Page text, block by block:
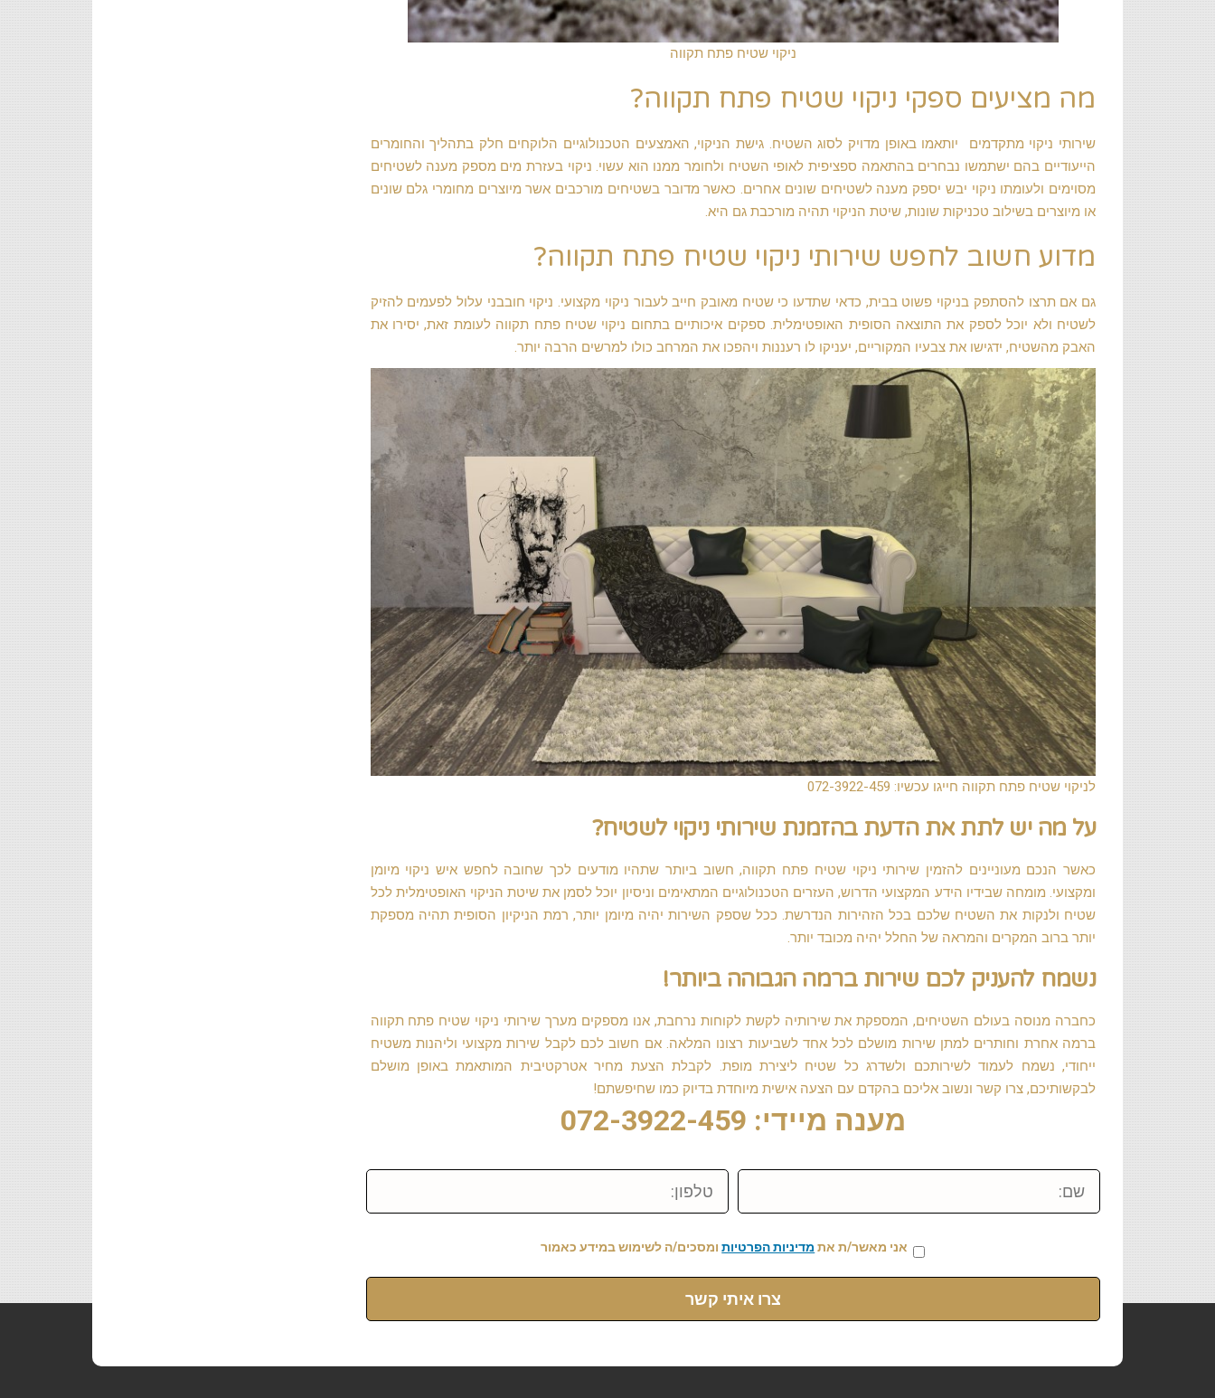
ניקוי שטיח פתח תקווה
מה מציעים ספקי ניקוי שטיח פתח תקווה?
שירותי ניקוי מתקדמים יותאמו באופן מדויק לסוג השטיח. גישת הניקוי, האמצעים הטכנולוגיים הלוקחים חלק בתהליך והחומרים
הייעודיים בהם ישתמשו נבחרים בהתאמה ספציפית לאופי השטיח ולחומר ממנו הוא עשוי. ניקוי בעזרת מים מספק מענה לשטיחים
מסוימים ולעומתו ניקוי יבש יספק מענה לשטיחים שונים אחרים. כאשר מדובר בשטיחים מורכבים אשר מיוצרים מחומרי גלם שונים
או מיוצרים בשילוב טכניקות שונות, שיטת הניקוי תהיה מורכבת גם היא.
מדוע חשוב לחפש שירותי ניקוי שטיח פתח תקווה?
גם אם תרצו להסתפק בניקוי פשוט בבית, כדאי שתדעו כי שטיח מאובק חייב לעבור ניקוי מקצועי. ניקוי חובבני עלול לפעמים להזיק
לשטיח ולא יוכל לספק את התוצאה הסופית האופטימלית. ספקים איכותיים בתחום ניקוי שטיח פתח תקווה לעומת זאת, יסירו את
האבק מהשטיח, ידגישו את צבעיו המקוריים, יעניקו לו רעננות ויהפכו את המרחב כולו למרשים הרבה יותר.
לניקוי שטיח פתח תקווה חייגו עכשיו: 072-3922-459
על מה יש לתת את הדעת בהזמנת שירותי ניקוי לשטיח?
כאשר הנכם מעוניינים להזמין שירותי ניקוי שטיח פתח תקווה, חשוב ביותר שתהיו מודעים לכך שחובה לחפש איש ניקוי מיומן
ומקצועי. מומחה שבידיו הידע המקצועי הדרוש, העזרים הטכנולוגיים המתאימים וניסיון יוכל לסמן את שיטת הניקוי האופטימלית לכל
שטיח ולנקות את השטיח שלכם בכל הזהירות הנדרשת. ככל שספק השירות יהיה מיומן יותר, רמת הניקיון הסופית תהיה מספקת
יותר ברוב המקרים והמראה של החלל יהיה מכובד יותר.
נשמח להעניק לכם שירות ברמה הגבוהה ביותר!
כחברה מנוסה בעולם השטיחים, המספקת את שירותיה לקשת לקוחות נרחבת, אנו מספקים מערך שירותי ניקוי שטיח פתח תקווה
ברמה אחרת וחותרים למתן שירות מושלם לכל אחד לשביעות רצונו המלאה. אם חשוב לכם לקבל שירות מקצועי וליהנות משטיח
ייחודי, נשמח לעמוד לשירותכם ולשדרג כל שטיח ליצירת מופת. לקבלת הצעת מחיר אטרקטיבית המותאמת באופן מושלם
לבקשותיכם, צרו קשר ונשוב אליכם בהקדם עם הצעה אישית מיוחדת בדיוק כמו שחיפשתם!
מענה מיידי: 072-3922-459
שם: טלפון:
אני מאשר/ת את מדיניות הפרטיותומסכים/ה לשימוש במידע כאמור
צרו איתי קשר